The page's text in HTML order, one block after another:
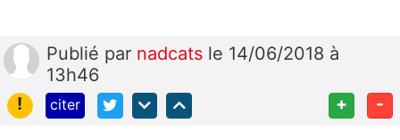
Publié par nadcats le 14/06/2018 à
13h46
!
citer + -